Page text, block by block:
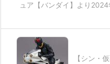
ュア【バンダイ】より
【シン・